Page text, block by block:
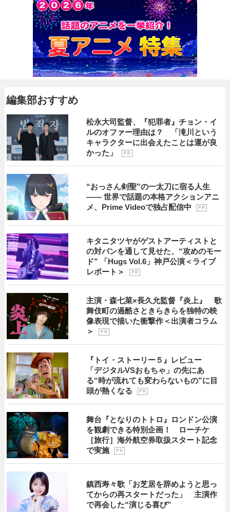
編集部おすすめ
松永大司監督、『犯罪者』チョン・イ
ルのオファー理由は？ 「滝川という
キャラクターに出会えたことは運が良
かった」
P R
“おっさん剣聖”の一太刀に宿る人生
―― 世界で話題の本格アクションアニ
メ、Prime Videoで独占配信中
P R
キタニタツヤがゲストアーティストと
の対バンを通して見せた、“攻めのモー
ド” 「Hugs Vol.6」神戸公演＜ライブ
レポート＞
P R
主演・森七菜×長久允監督『炎上』 歌
舞伎町の過酷さときらきらを独特の映
像表現で描いた衝撃作＜出演者コラム
＞
P R
『トイ・ストーリー５』レビュー
「デジタルVSおもちゃ」の先にあ
る“時が流れても変わらないもの”に目
頭が熱くなる
P R
舞台『となりのトトロ』ロンドン公演
を観劇できる特別企画！ ローチケ
［旅行］海外航空券取扱スタート記念
で実施
P R
鎮西寿々歌「お芝居を辞めようと思っ
てからの再スタートだった」 主演作
で再会した“演じる喜び”